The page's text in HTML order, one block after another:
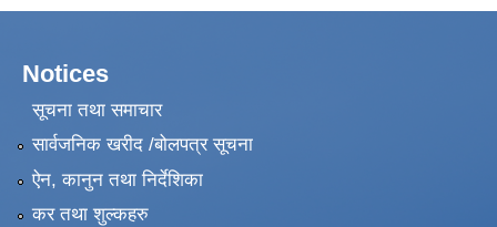
Notices
सूचना तथा समाचार
सार्वजनिक खरीद /बोलपत्र सूचना
ऐन, कानुन तथा निर्देशिका
कर तथा शुल्कहरु